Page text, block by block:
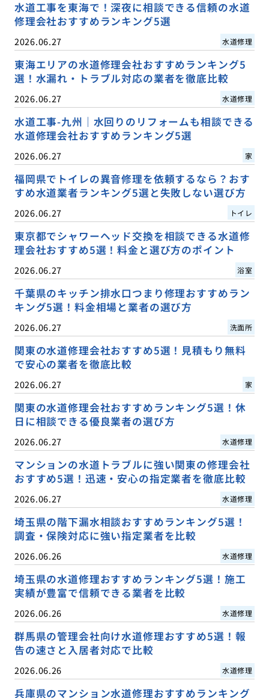
水道工事を東海で！深夜に相談できる信頼の水道
修理会社おすすめランキング5選
2026.06.27 水道修理
東海エリアの水道修理会社おすすめランキング5
選！水漏れ・トラブル対応の業者を徹底比較
2026.06.27 水道修理
水道工事-九州｜水回りのリフォームも相談できる
水道修理会社おすすめランキング5選
2026.06.27 家
福岡県でトイレの異音修理を依頼するなら？おす
すめ水道業者ランキング5選と失敗しない選び方
2026.06.27 トイレ
東京都でシャワーヘッド交換を相談できる水道修
理会社おすすめ5選！料金と選び方のポイント
2026.06.27 浴室
千葉県のキッチン排水口つまり修理おすすめラン
キング5選！料金相場と業者の選び方
2026.06.27 洗面所
関東の水道修理会社おすすめ5選！見積もり無料
で安心の業者を徹底比較
2026.06.27 家
関東の水道修理会社おすすめランキング5選！休
日に相談できる優良業者の選び方
2026.06.27 水道修理
マンションの水道トラブルに強い関東の修理会社
おすすめ5選！迅速・安心の指定業者を徹底比較
2026.06.27 水道修理
埼玉県の階下漏水相談おすすめランキング5選！
調査・保険対応に強い指定業者を比較
2026.06.26 水道修理
埼玉県の水道修理おすすめランキング5選！施工
実績が豊富で信頼できる業者を比較
2026.06.26 水道修理
群馬県の管理会社向け水道修理おすすめ5選！報
告の速さと入居者対応で比較
2026.06.26 水道修理
兵庫県のマンション水道修理おすすめランキング